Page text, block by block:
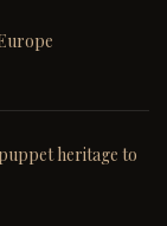
heritage to